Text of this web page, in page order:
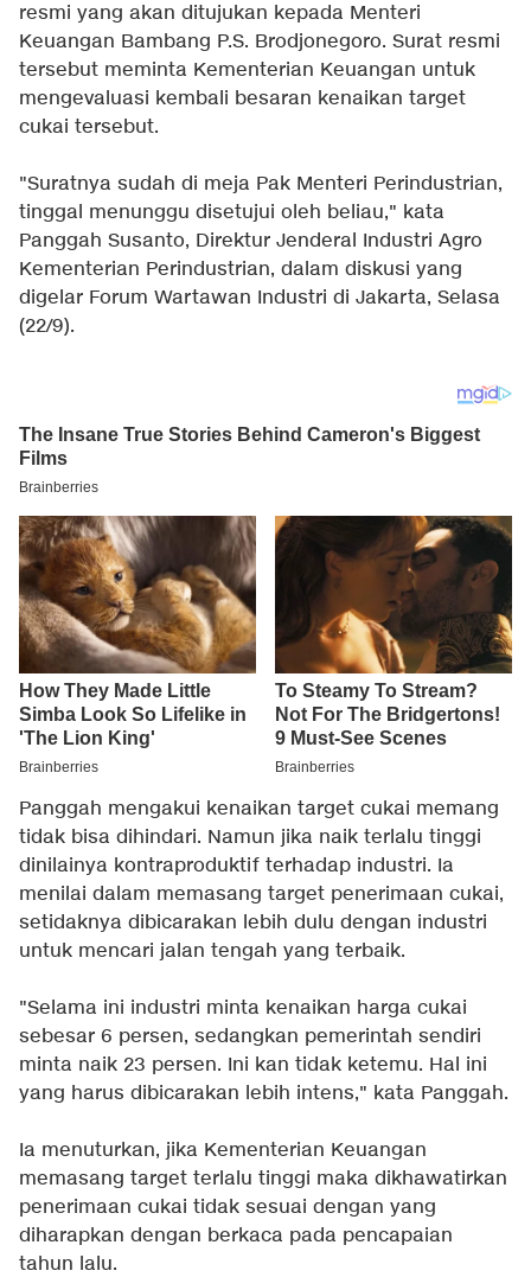
resmi yang akan ditujukan kepada Menteri
Keuangan Bambang P.S. Brodjonegoro. Surat resmi
tersebut meminta Kementerian Keuangan untuk
mengevaluasi kembali besaran kenaikan target
cukai tersebut.
"Suratnya sudah di meja Pak Menteri Perindustrian,
tinggal menunggu disetujui oleh beliau," kata
Panggah Susanto, Direktur Jenderal Industri Agro
Kementerian Perindustrian, dalam diskusi yang
digelar Forum Wartawan Industri di Jakarta, Selasa
(22/9).
Panggah mengakui kenaikan target cukai memang
tidak bisa dihindari. Namun jika naik terlalu tinggi
dinilainya kontraproduktif terhadap industri. Ia
menilai dalam memasang target penerimaan cukai,
setidaknya dibicarakan lebih dulu dengan industri
untuk mencari jalan tengah yang terbaik.
"Selama ini industri minta kenaikan harga cukai
sebesar 6 persen, sedangkan pemerintah sendiri
minta naik 23 persen. Ini kan tidak ketemu. Hal ini
yang harus dibicarakan lebih intens," kata Panggah.
Ia menuturkan, jika Kementerian Keuangan
memasang target terlalu tinggi maka dikhawatirkan
penerimaan cukai tidak sesuai dengan yang
diharapkan dengan berkaca pada pencapaian
tahun lalu.